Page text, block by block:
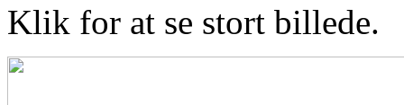
Klik for at se stort billede.